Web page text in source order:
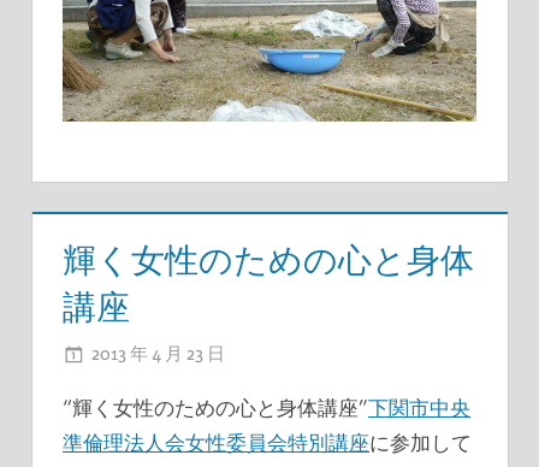
輝く女性のための心と身体
講座
2013 年 4 月 23 日
“輝く女性のための心と身体講座”下関市中央
準倫理法人会女性委員会特別講座に参加して